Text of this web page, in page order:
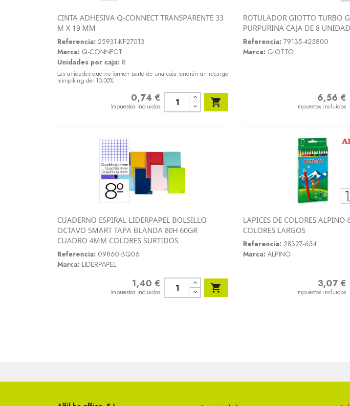
CINTA ADHESIVA Q-CONNECT TRANSPARENTE 33
M X 19 MM
Referencia: 25931-KF27013
Marca: Q-CONNECT
Unidades por caja: 8
Las unidades que no formen parte de una caja tendrán un recargo
minipiking del 10.00%
0,74 €
Impuestos incluidos 
 Vista rápida
ROTULADOR GIOTTO TURBO
PURPURINA CAJA DE 8
Referencia: 79135-425800
Marca: GIOTTO
6,56 €
Impuestos incluidos
Vista rápida
CUADERNO ESPIRAL LIDERPAPEL BOLSILLO
OCTAVO SMART TAPA BLANDA 80H 60GR
CUADRO 4MM COLORES SURTIDOS
Referencia: 09860-BQ06
Marca: LIDERPAPEL
1,40 €
Impuestos incluidos 
LAPICES DE COLORES ALPINO
COLORES LARGOS
Referencia: 28327-654
Marca: ALPINO
3,07 €
Impuestos incluidos